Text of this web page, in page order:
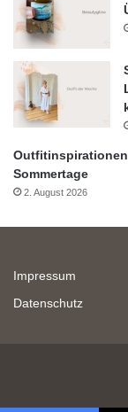
Sommertage
2. August 2026
Impressum
Datenschutz